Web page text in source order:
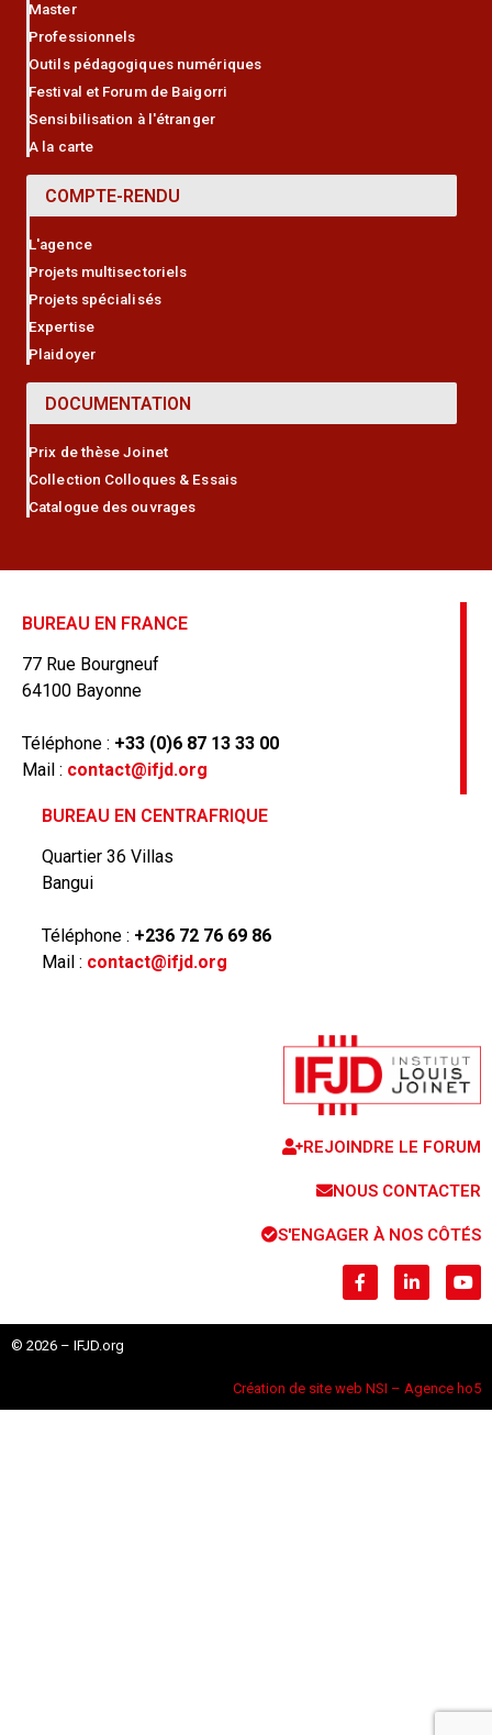
Master
Professionnels
Outils pédagogiques numériques
Festival et Forum de Baigorri
Sensibilisation à l'étranger
A la carte
COMPTE-RENDU
L'agence
Projets multisectoriels
Projets spécialisés
Expertise
Plaidoyer
DOCUMENTATION
Prix de thèse Joinet
Collection Colloques & Essais
Catalogue des ouvrages
BUREAU EN FRANCE
77 Rue Bourgneuf
64100 Bayonne
Téléphone : +33 (0)6 87 13 33 00
Mail : contact@ifjd.org
BUREAU EN CENTRAFRIQUE
Quartier 36 Villas
Bangui
Téléphone : +236 72 76 69 86
Mail : contact@ifjd.org
REJOINDRE LE FORUM
NOUS CONTACTER
S'ENGAGER À NOS CÔTÉS
© 2026 – IFJD.org
Création de site web NSI – Agence ho5